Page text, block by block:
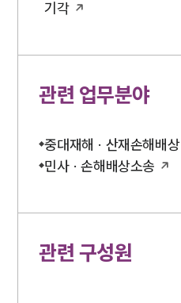
기각
관련 업무분야
중대재해 · 산재손해배상
민사 · 손해배상소송
관련 구성원